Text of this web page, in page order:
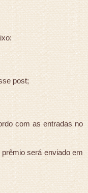
post;
com as entradas no
será enviado em